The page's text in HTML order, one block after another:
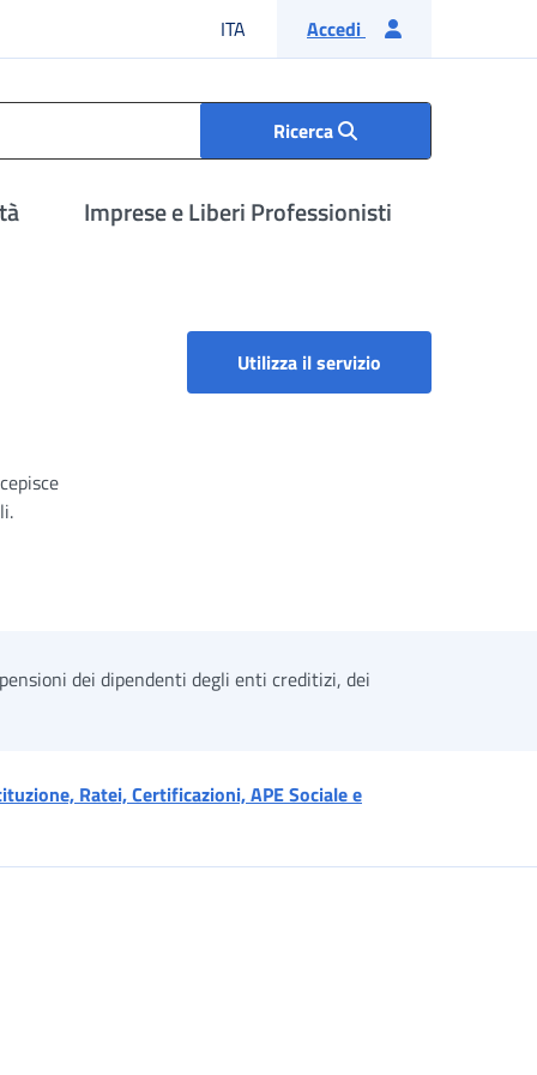
ITA Lingua italiana
Accedi
Ricerca
Imprese e Liberi Professionisti
Utilizza il servizio
dei dipendenti degli enti creditizi, dei
Ratei, Certificazioni, APE Sociale e